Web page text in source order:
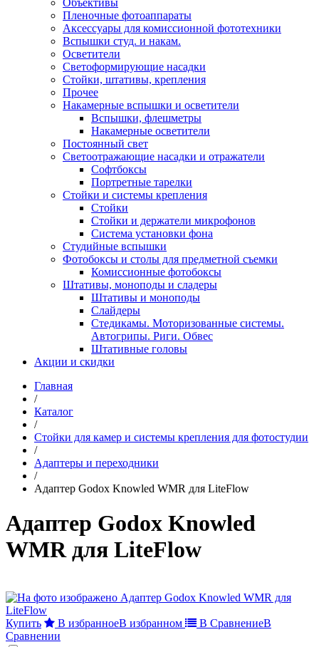
Объективы
Пленочные фотоаппараты
Аксессуары для комиссионной фототехники
Вспышки студ. и накам.
Осветители
Светоформирующие насадки
Стойки, штативы, крепления
Прочее
Накамерные вспышки и осветители
Вспышки, флешметры
Накамерные осветители
Постоянный свет
Светоотражающие насадки и отражатели
Софтбоксы
Портретные тарелки
Стойки и системы крепления
Стойки
Стойки и держатели микрофонов
Система установки фона
Студийные вспышки
Фотобоксы и столы для предметной съемки
Комиссионные фотобоксы
Штативы, моноподы и сладеры
Штативы и моноподы
Слайдеры
Стедикамы. Моторизованные системы.
Автогрипы. Риги. Обвес
Штативные головы
Акции и скидки
Главная
/
Каталог
/
Стойки для камер и системы крепления для фотостудии
/
Адаптеры и переходники
/
Адаптер Godox Knowled WMR для LiteFlow
Адаптер Godox Knowled
WMR для LiteFlow
Купить В избранноеВ избранном В СравнениеВ
Сравнении